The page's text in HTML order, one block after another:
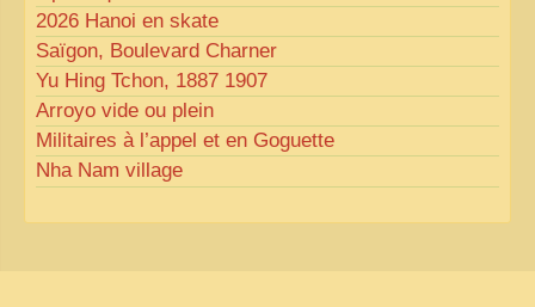
2026 Hanoi en skate
Saïgon, Boulevard Charner
Yu Hing Tchon, 1887 1907
Arroyo vide ou plein
Militaires à l’appel et en Goguette
Nha Nam village